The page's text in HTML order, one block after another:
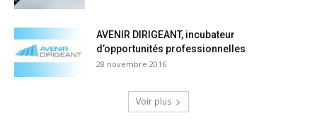
AVENIR DIRIGEANT, incubateur
d’opportunités professionnelles
28 novembre 2016
Voir plus